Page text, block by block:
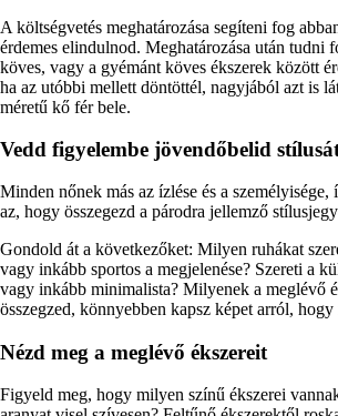
A költségvetés meghatározása segíteni fog
érdemes elindulnod. Meghatározása után tudni
köves, vagy a gyémánt köves ékszerek között
ha az utóbbi mellett döntöttél, nagyjából azt is
méretű kő fér bele.
Vedd figyelembe jövendőbelid
Minden nőnek más az ízlése és a
az, hogy összegezd a párodra jellemző
Gondold át a következőket: Milyen ruhákat
vagy inkább sportos a megjelenése? Szereti a
vagy inkább minimalista? Milyenek a meglévő
összegzed, könnyebben kapsz képet arról,
Nézd meg a meglévő ékszereit
Figyeld meg, hogy milyen színű ékszerei